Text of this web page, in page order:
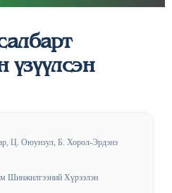
үзүүлсэн
Ц. Оюунзул, Б. Хорол-Эрдэнэ
Шинжилгээний Хүрээлэн